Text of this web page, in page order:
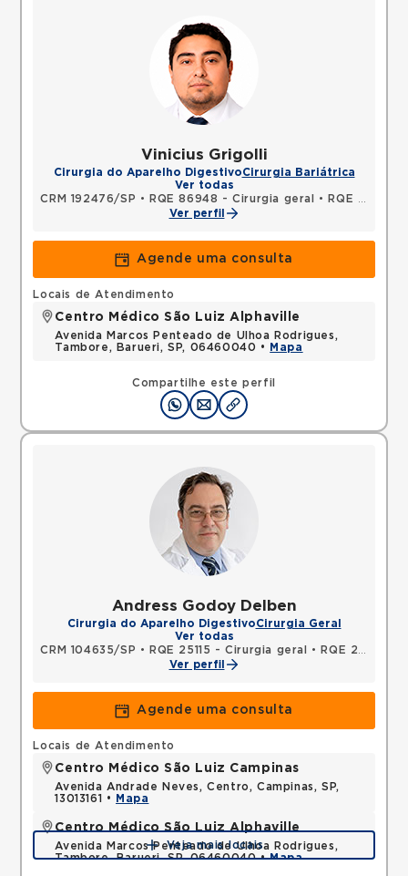
Vinicius Grigolli
Cirurgia do Aparelho DigestivoCirurgia Bariátrica
Ver todas
CRM 192476/SP • RQE 86948 - Cirurgia geral •
RQE 140602 - Cirurgia do aparelho digestivo
Ver perfil
Agende uma consulta
Compartilhe este perfil
Locais de Atendimento
Centro Médico São Luiz Alphaville
Avenida Marcos Penteado de Ulhoa Rodrigues,
Tambore, Barueri, SP, 06460040 •
Mapa
Andress Godoy Delben
Cirurgia do Aparelho DigestivoCirurgia Geral
Ver todas
CRM 104635/SP • RQE 25115 - Cirurgia geral •
RQE 26180 - Cirurgia do aparelho digestivo
Ver perfil
Agende uma consulta
Locais de Atendimento
Centro Médico São Luiz Campinas
Avenida Andrade Neves, Centro, Campinas, SP,
13013161 •
Mapa
Centro Médico São Luiz Alphaville
Avenida Marcos Penteado de Ulhoa Rodrigues,
Tambore, Barueri, SP, 06460040 •Mapa
Veja mais locais